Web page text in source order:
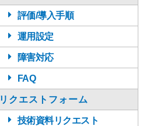
評価/導入手順
運用設定
障害対応
FAQ
リクエストフォーム
技術資料リクエスト